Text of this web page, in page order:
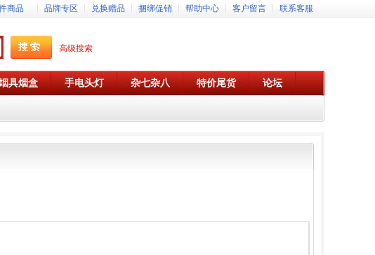
商品 品牌专区 兑换赠品 捆绑促销 帮助中心 客户留言 联系客服
高级搜索
具烟盒 手电头灯 杂七杂八 特价尾货 论坛